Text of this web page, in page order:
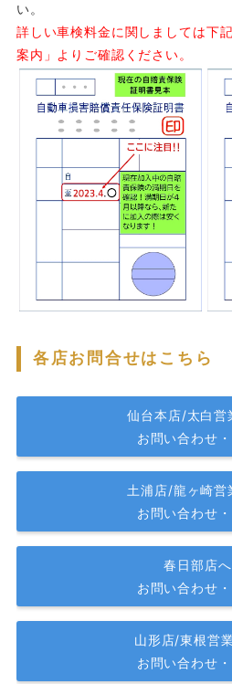
い。
詳しい車検料金に関しましては下
案内」よりご確認ください。
各店お問合せはこちら
仙台本店/太白営
お問い合わせ
土浦店/龍ヶ崎営
お問い合わせ
春日部店
お問い合わせ
山形店/東根営
お問い合わせ